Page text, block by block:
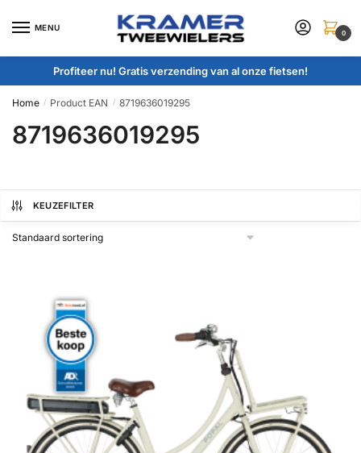
MENU
0
Profiteer nu! Gratis verzending van al onze fietsen!
Home / Product EAN / 8719636019295
8719636019295
KEUZEFILTER